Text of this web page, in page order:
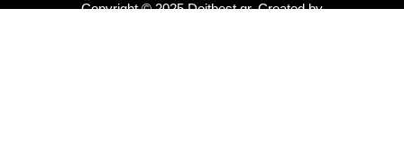
Copyright © 2025 Doitbest.gr. Created by